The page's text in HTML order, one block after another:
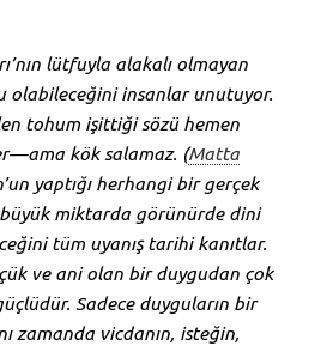
lütfuyla alakalı olmayan
olabileceğini insanlar unutuyor.
tohum işittiği sözü hemen
kök salamaz. (Matta
yaptığı herhangi bir gerçek
büyük miktarda görünürde dini
tüm uyanış tarihi kanıtlar.
ve ani olan bir duygudan çok
Sadece duyguların bir
zamanda vicdanın, isteğin,